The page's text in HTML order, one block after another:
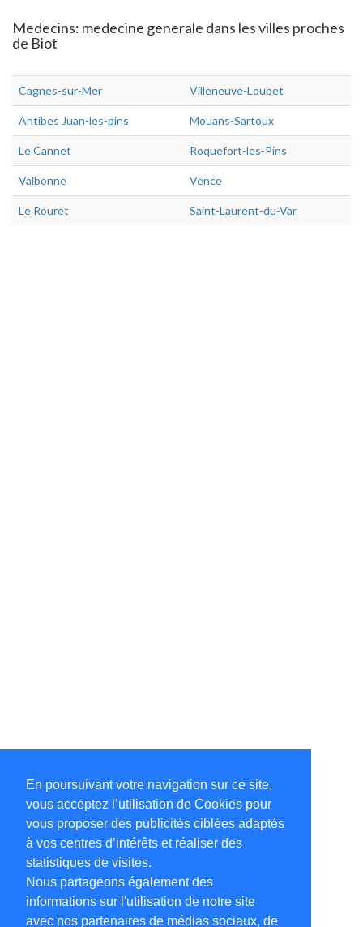
En poursuivant votre navigation sur ce site,
vous acceptez l’utilisation de Cookies pour
vous proposer des publicités ciblées adaptés
à vos centres d’intérêts et réaliser des
statistiques de visites.
Nous partageons également des
informations sur l'utilisation de notre site
avec nos partenaires de médias sociaux, de
Medecins: medecine generale dans les villes proches
de Biot
Cagnes-sur-Mer Villeneuve-Loubet
Antibes Juan-les-pins Mouans-Sartoux
Le Cannet Roquefort-les-Pins
Valbonne Vence
Le Rouret Saint-Laurent-du-Var